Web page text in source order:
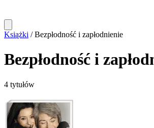
Książki / Bezpłodność i zapłodnienie
Bezpłodność i
4 tytułów